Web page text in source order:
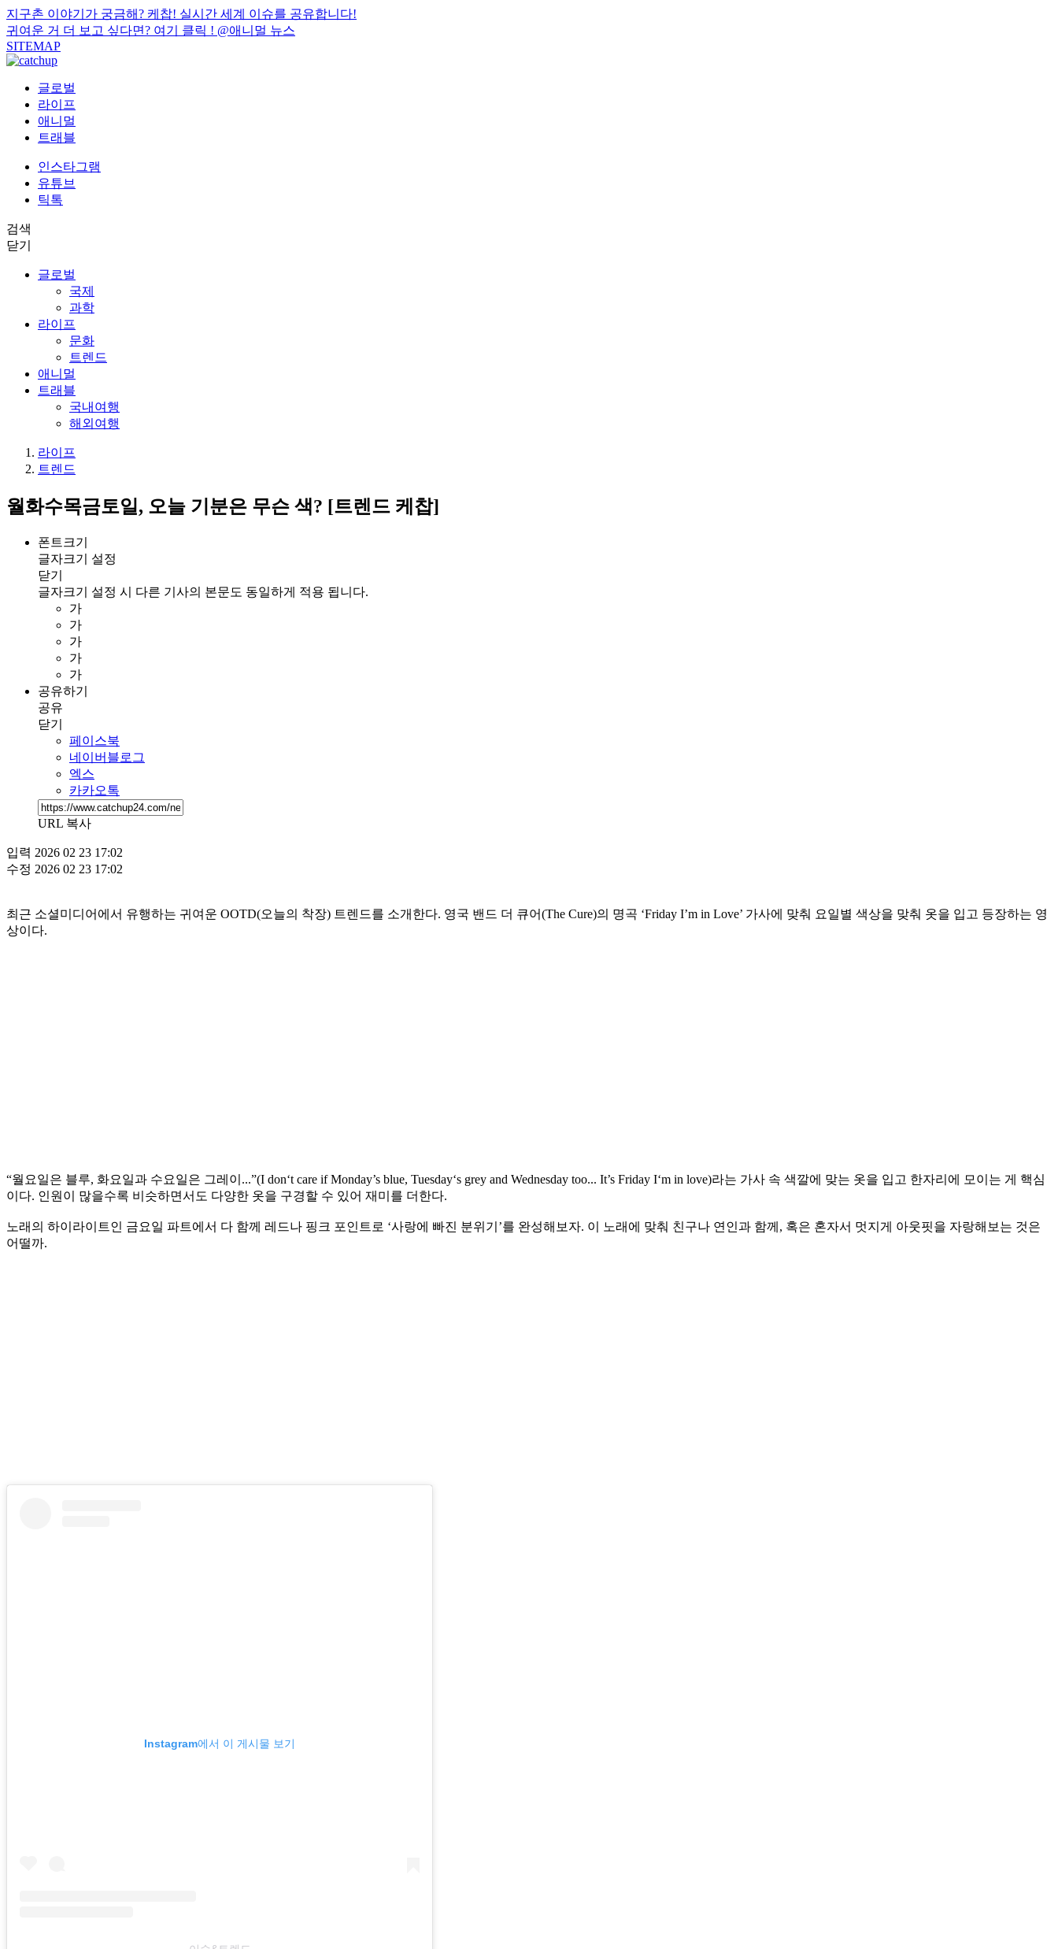
지구촌 이야기가 궁금해? 케찹! 실시간 세계 이슈를 공유합니다!
귀여운 거 더 보고 싶다면? 여기 클릭 ! @애니멀 뉴스
SITEMAP
글로벌
라이프
애니멀
트래블
인스타그램
유튜브
틱톡
검색
닫기
글로벌
국제
과학
라이프
문화
트렌드
애니멀
트래블
국내여행
해외여행
라이프
트렌드
월화수목금토일, 오늘 기분은 무슨 색? [트렌드 케찹]
폰트크기
글자크기 설정
닫기
글자크기 설정 시 다른 기사의 본문도 동일하게 적용 됩니다.
가
가
가
가
가
공유하기
공유
닫기
페이스북
네이버블로그
엑스
카카오톡
URL 복사
입력 2026 02 23 17:02
수정 2026 02 23 17:02
최근 소셜미디어에서 유행하는 귀여운 OOTD(오늘의 착장) 트렌드를 소개한다. 영국 밴드 더 큐어(The Cure)의 명곡 ‘Friday I’m in Love’ 가사에 맞춰 요일별 색상을 맞춰 옷을 입고 등장하는 영
상이다.
“월요일은 블루, 화요일과 수요일은 그레이...”(I don‘t care if Monday’s blue, Tuesday‘s grey and Wednesday too... It’s Friday I‘m in love)라는 가사 속 색깔에 맞는 옷을 입고 한자리에 모이는 게 핵심
이다. 인원이 많을수록 비슷하면서도 다양한 옷을 구경할 수 있어 재미를 더한다.
노래의 하이라이트인 금요일 파트에서 다 함께 레드나 핑크 포인트로 ‘사랑에 빠진 분위기’를 완성해보자. 이 노래에 맞춰 친구나 연인과 함께, 혹은 혼자서 멋지게 아웃핏을 자랑해보는 것은
어떨까.
Instagram에서 이 게시물 보기